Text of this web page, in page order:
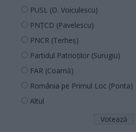
PUSL (D. Voiculescu)
PNȚCD (Pavelescu)
PNCR (Terheș)
Partidul Patrioților (Surugiu)
FAR (Coarnă)
România pe Primul Loc (Ponta)
Altul